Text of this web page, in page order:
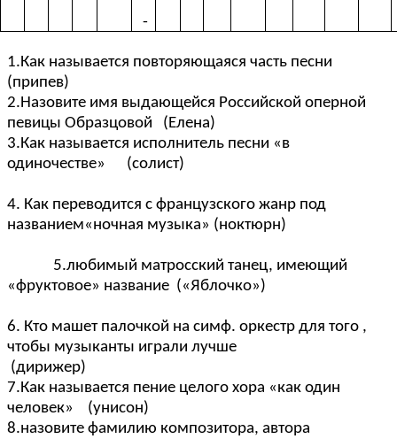
-
1.Как называется повторяющаяся часть песни
(припев)
2.Назовите имя выдающейся Российской оперной
певицы Образцовой (Елена)
3.Как называется исполнитель песни «в
одиночестве» (солист)
4. Как переводится с французского жанр под
названием«ночная музыка» (ноктюрн)
5.любимый матросский танец, имеющий
«фруктовое» название («Яблочко»)
6. Кто машет палочкой на симф. оркестр для того ,
чтобы музыканты играли лучше
(дирижер)
7.Как называется пение целого хора «как один
человек» (унисон)
8.назовите фамилию композитора, автора